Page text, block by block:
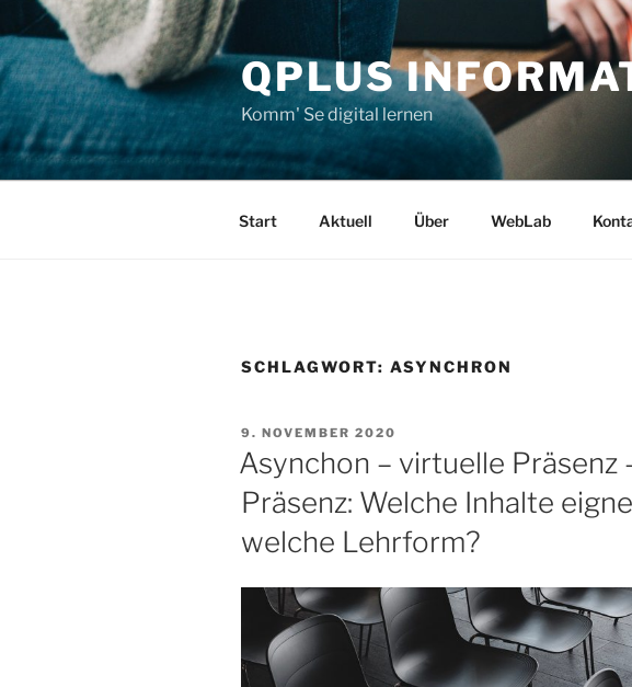
Inhalt
springen
QPLUS
Komm' Se digital lernen
Start Aktuell Über WebLab
SCHLAGWORT: ASYNCHRON
VERÖFFENTLICHT
AM
9. NOVEMBER 2020
Asynchon – virtuelle Präsenz
Präsenz: Welche Inhalte
welche Lehrform?